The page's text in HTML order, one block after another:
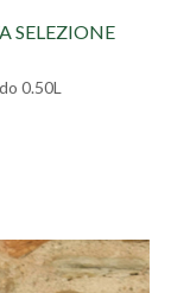
SELEZIONE
0.50L